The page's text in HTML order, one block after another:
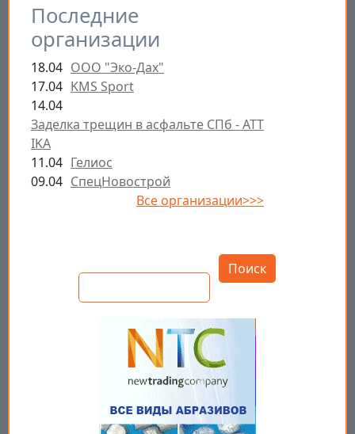
Последние
организации
18.04 ООО "Эко-Дах"
17.04 KMS Sport
14.04
Заделка трещин в асфальте СПб - ATT
IKA
11.04 Гелиос
09.04 СпецНовострой
Все организации>>>